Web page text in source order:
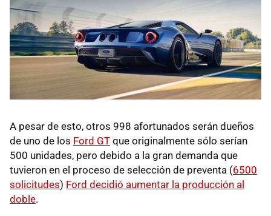
A pesar de esto, otros 998 afortunados serán dueños
de uno de los Ford GT que originalmente sólo serían
500 unidades, pero debido a la gran demanda que
tuvieron en el proceso de selección de preventa (6500
solicitudes) Ford decidió aumentar la producción al
doble.